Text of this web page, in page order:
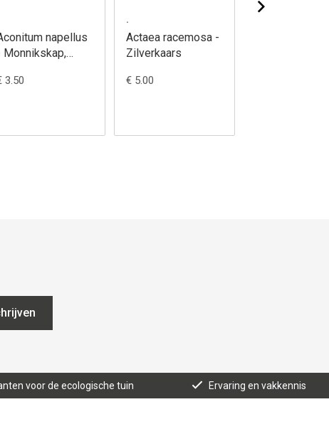
napellus
Monnikskap,
3.50
.
Actaea racemosa -
Zilverkaars
€ 5.00
voor de ecologische tuin Ervaring en vakkennis